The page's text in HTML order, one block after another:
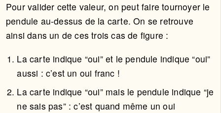
Pour valider cette valeur, on peut faire tournoyer le
pendule au-dessus de la carte. On se retrouve
ainsi dans un de ces trois cas de figure :
La carte indique “oui” et le pendule indique “oui”
aussi : c’est un oui franc !
La carte indique “oui” mais le pendule indique “je
ne sais pas” : c’est quand même un oui